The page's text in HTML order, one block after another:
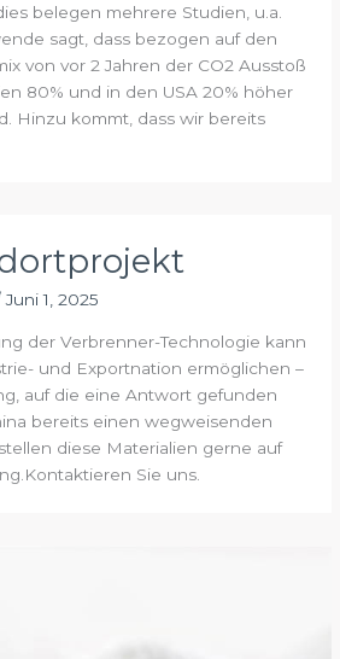
belegen mehrere Studien, u.a.
sagt, dass bezogen auf den
von vor 2 Jahren der CO2 Ausstoß
80% und in den USA 20% höher
Hinzu kommt, dass wir bereits
Juni 1, 2025
der Verbrenner-Technologie kann
und Exportnation ermöglichen –
auf die eine Antwort gefunden
bereits einen wegweisenden
diese Materialien gerne auf
Sie uns.